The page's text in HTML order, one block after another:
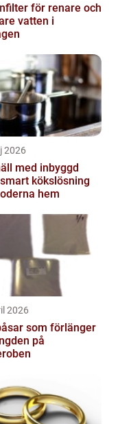
för renare och
vatten i
2026
med inbyggd
kökslösning
hem
2026
som förlänger
på